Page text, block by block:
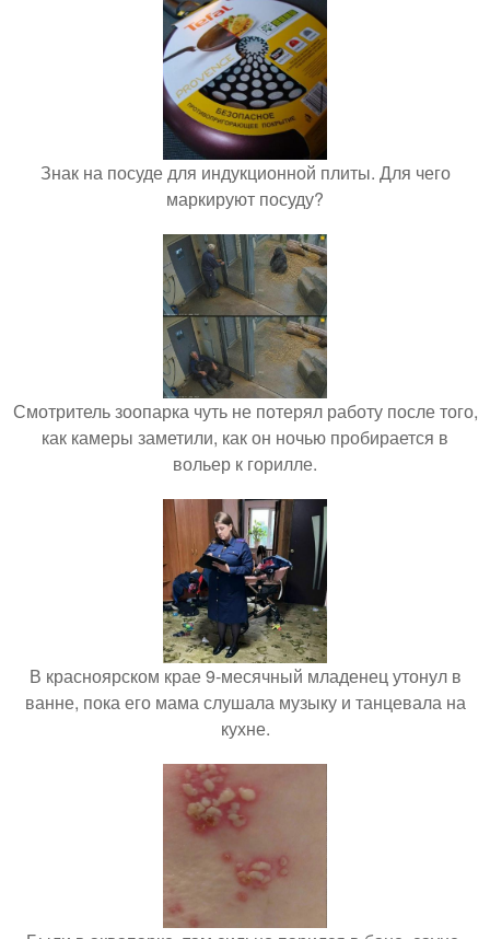
Знак на посуде для индукционной плиты. Для чего
маркируют посуду?
Смотритель зоопарка чуть не потерял работу после того,
как камеры заметили, как он ночью пробирается в
вольер к горилле.
В красноярском крае 9-месячный младенец утонул в
ванне, пока его мама слушала музыку и танцевала на
кухне.